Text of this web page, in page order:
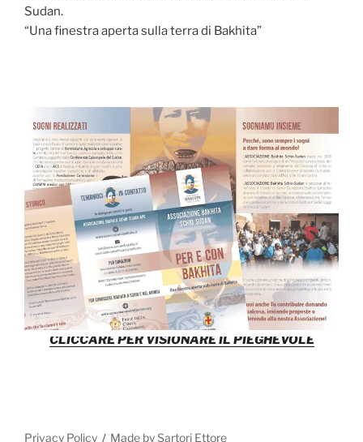
Sudan.
“Una finestra aperta sulla terra di Bakhita”
CLICCARE PER VISIONARE IL PIEGHEVOLE
Privacy Policy Made by Sartori Ettore